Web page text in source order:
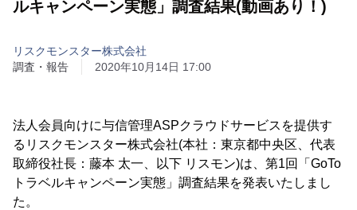
ルキャンペーン実態」調査結果(動画あり！)
リスクモンスター株式会社
調査・報告
2020年10月14日 17:00
法人会員向けに与信管理ASPクラウドサービスを提供す
るリスクモンスター株式会社(本社：東京都中央区、代表
取締役社長：藤本 太一、以下 リスモン)は、第1回「GoTo
トラベルキャンペーン実態」調査結果を発表いたしまし
た。